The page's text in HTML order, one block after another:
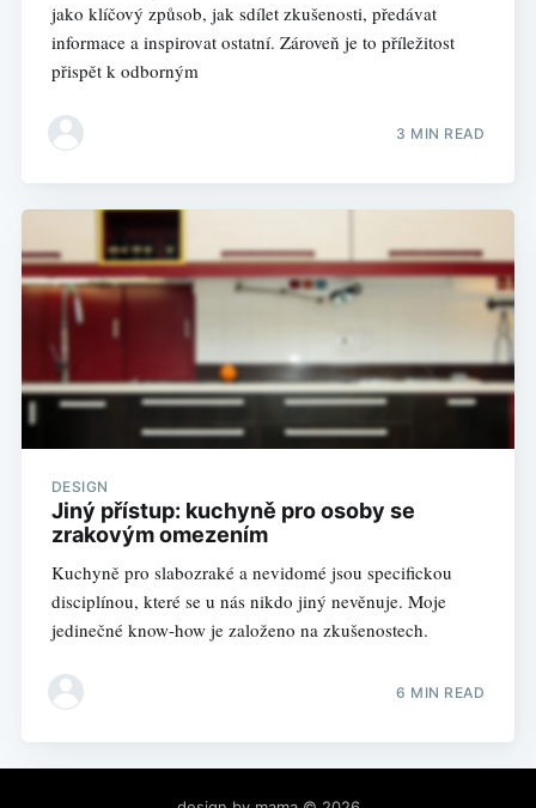
jako klíčový způsob, jak sdílet zkušenosti, předávat
informace a inspirovat ostatní. Zároveň je to příležitost
přispět k odborným
3 MIN READ
DESIGN
Jiný přístup: kuchyně pro osoby se
zrakovým omezením
Kuchyně pro slabozraké a nevidomé jsou specifickou
disciplínou, které se u nás nikdo jiný nevěnuje. Moje
jedinečné know-how je založeno na zkušenostech.
6 MIN READ